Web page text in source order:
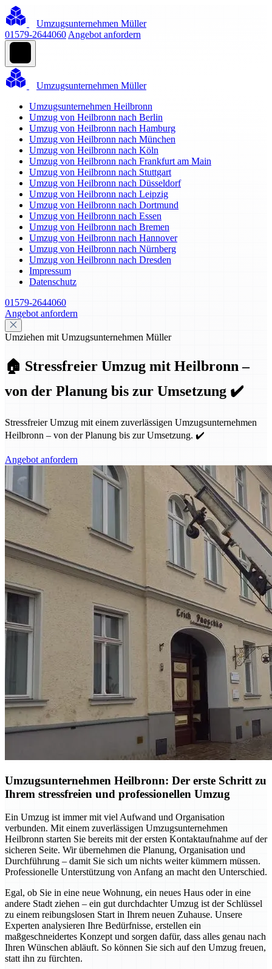
Umzugsunternehmen Müller
01579-2644060 Angebot anfordern
Umzugsunternehmen Müller
Umzugsunternehmen Heilbronn
Umzug von Heilbronn nach Berlin
Umzug von Heilbronn nach Hamburg
Umzug von Heilbronn nach München
Umzug von Heilbronn nach Köln
Umzug von Heilbronn nach Frankfurt am Main
Umzug von Heilbronn nach Stuttgart
Umzug von Heilbronn nach Düsseldorf
Umzug von Heilbronn nach Leipzig
Umzug von Heilbronn nach Dortmund
Umzug von Heilbronn nach Essen
Umzug von Heilbronn nach Bremen
Umzug von Heilbronn nach Hannover
Umzug von Heilbronn nach Nürnberg
Umzug von Heilbronn nach Dresden
Impressum
Datenschutz
01579-2644060
Angebot anfordern
Umziehen mit Umzugsunternehmen Müller
🏠 Stressfreier Umzug mit Heilbronn –
von der Planung bis zur Umsetzung ✔️
Stressfreier Umzug mit einem zuverlässigen Umzugsunternehmen
Heilbronn – von der Planung bis zur Umsetzung. ✔️
Angebot anfordern
Umzugsunternehmen Heilbronn: Der erste Schritt zu
Ihrem stressfreien und professionellen Umzug
Ein Umzug ist immer mit viel Aufwand und Organisation
verbunden. Mit einem zuverlässigen Umzugsunternehmen
Heilbronn starten Sie bereits mit der ersten Kontaktaufnahme auf der
sicheren Seite. Wir übernehmen die Planung, Organisation und
Durchführung – damit Sie sich um nichts weiter kümmern müssen.
Professionelle Unterstützung von Anfang an macht den Unterschied.
Egal, ob Sie in eine neue Wohnung, ein neues Haus oder in eine
andere Stadt ziehen – ein gut durchdachter Umzug ist der Schlüssel
zu einem reibungslosen Start in Ihrem neuen Zuhause. Unsere
Experten analysieren Ihre Bedürfnisse, erstellen ein
maßgeschneidertes Konzept und sorgen dafür, dass alles genau nach
Ihren Wünschen abläuft. So können Sie sich auf den Umzug freuen,
statt ihn zu fürchten.